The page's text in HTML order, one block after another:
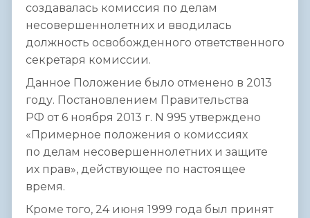
создавалась комиссия по делам
несовершеннолетних и вводилась
должность освобожденного ответственного
секретаря комиссии.
Данное Положение было отменено в 2013
году. Постановлением Правительства
РФ от 6 ноября 2013 г. N 995 утверждено
«Примерное положения о комиссиях
по делам несовершеннолетних и защите
их прав», действующее по настоящее
время.
Кроме того, 24 июня 1999 года был принят